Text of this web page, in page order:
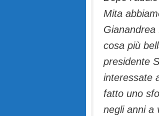
Mita
cosa più
presidente
interessate
fatto uno
negli anni a